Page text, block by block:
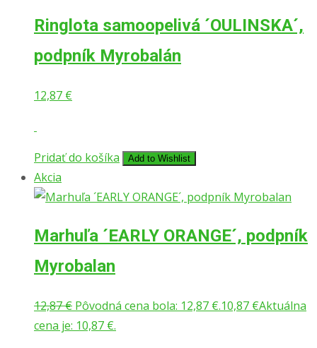
Ringlota samoopelivá ´OULINSKA´,
podpník Myrobalán
12,87 €
Pridať do košíka Add to Wishlist
Akcia
Marhuľa ´EARLY ORANGE´, podpník
Myrobalan
12,87€ Pôvodná cena bola: 12,87 €.10,87 €Aktuálna
cena je: 10,87 €.